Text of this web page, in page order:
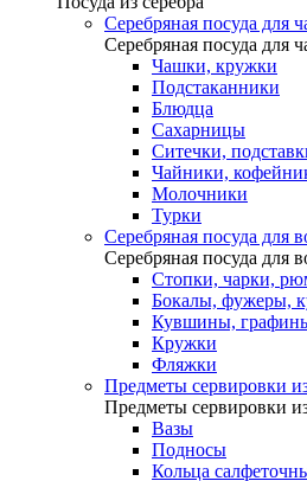
Серебряная посуда для
Серебряная посуда для
Чашки, кружки
Подстаканники
Блюдца
Сахарницы
Ситечки,
Чайники,
Молочники
Турки
Серебряная посуда для
Серебряная посуда для
Стопки, чарки,
Бокалы, фужеры,
Кувшины,
Кружки
Фляжки
Предметы сервировки
Предметы сервировки
Вазы
Подносы
Кольца